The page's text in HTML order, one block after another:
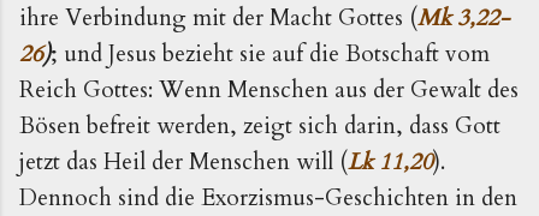
ihre Verbindung mit der Macht Gottes (Mk 3,22-
26); und Jesus bezieht sie auf die Botschaft vom
Reich Gottes: Wenn Menschen aus der Gewalt des
Bösen befreit werden, zeigt sich darin, dass Gott
jetzt das Heil der Menschen will (Lk 11,20).
Dennoch sind die Exorzismus-Geschichten in den